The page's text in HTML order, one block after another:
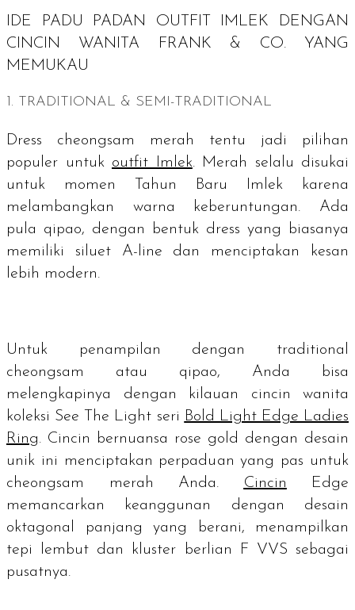
IDE PADU PADAN OUTFIT IMLEK DENGAN
CINCIN WANITA FRANK & CO. YANG
MEMUKAU
1. TRADITIONAL & SEMI-TRADITIONAL
Dress cheongsam merah tentu jadi pilihan
populer untuk outfit Imlek. Merah selalu disukai
untuk momen Tahun Baru Imlek karena
melambangkan warna keberuntungan. Ada
pula qipao, dengan bentuk dress yang biasanya
memiliki siluet A-line dan menciptakan kesan
lebih modern.
Untuk penampilan dengan traditional
cheongsam atau qipao, Anda bisa
melengkapinya dengan kilauan cincin wanita
koleksi See The Light seri Bold Light Edge Ladies
Ring. Cincin bernuansa rose gold dengan desain
unik ini menciptakan perpaduan yang pas untuk
cheongsam merah Anda. Cincin Edge
memancarkan keanggunan dengan desain
oktagonal panjang yang berani, menampilkan
tepi lembut dan kluster berlian F VVS sebagai
pusatnya.